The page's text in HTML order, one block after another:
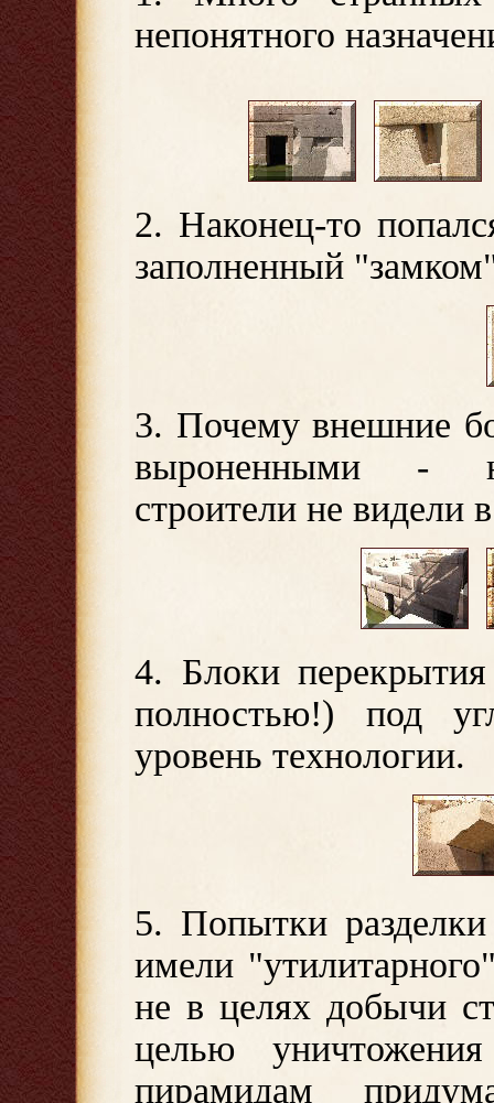
непонятного
2. Наконец-то
заполненный
3. Почему внешние
выроненными -
строители не видели
4. Блоки
полностью!) под
уровень технологии.
5. Попытки
имели
не в целях добычи
целью
пирамидам